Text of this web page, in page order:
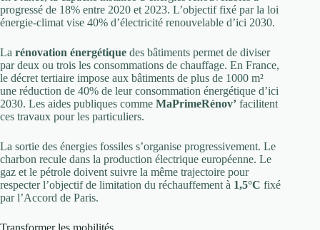
progressé de 18% entre 2020 et 2023. L’objectif fixé par la loi
énergie-climat vise 40% d’électricité renouvelable d’ici 2030.
La rénovation énergétique des bâtiments permet de diviser
par deux ou trois les consommations de chauffage. En France,
le décret tertiaire impose aux bâtiments de plus de 1000 m²
une réduction de 40% de leur consommation énergétique d’ici
2030. Les aides publiques comme MaPrimeRénov’ facilitent
ces travaux pour les particuliers.
La sortie des énergies fossiles s’organise progressivement. Le
charbon recule dans la production électrique européenne. Le
gaz et le pétrole doivent suivre la même trajectoire pour
respecter l’objectif de limitation du réchauffement à 1,5°C fixé
par l’Accord de Paris.
Transformer les mobilités